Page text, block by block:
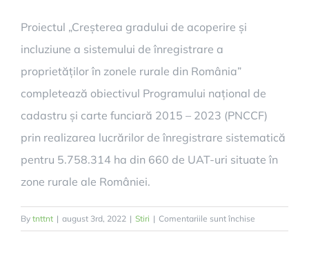
Proiectul „Creșterea gradului de acoperire și
incluziune a sistemului de înregistrare a
proprietăților în zonele rurale din România”
completează obiectivul Programului național de
cadastru și carte funciară 2015 – 2023 (PNCCF)
prin realizarea lucrărilor de înregistrare sistematică
pentru 5.758.314 ha din 660 de UAT-uri situate în
zone rurale ale României.
By tnttnt | august 3rd, 2022 | Stiri | Comentariile sunt închise
Cadastrare